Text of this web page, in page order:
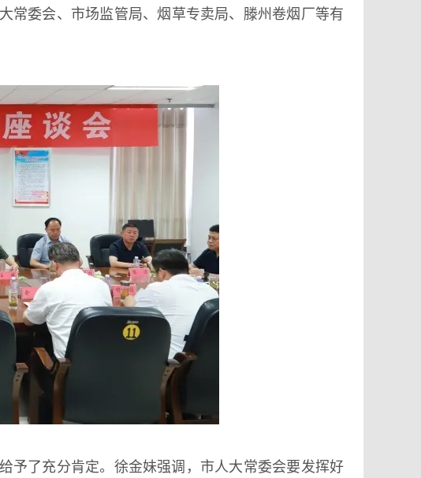
常委会、市场监管局、烟草专卖局、滕州卷烟厂等有
予了充分肯定。徐金妹强调，市人大常委会要发挥好